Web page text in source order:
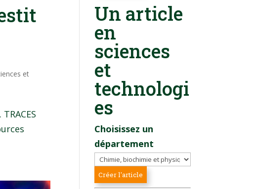
et
Un article
en
sciences
et
technologi
es
Choisissez un
département